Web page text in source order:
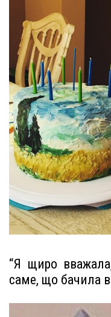
“Я щиро
саме, що бачила